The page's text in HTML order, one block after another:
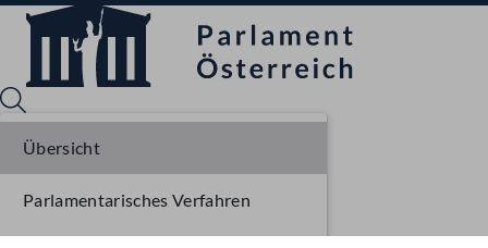
Übersicht
Parlamentarisches Verfahren